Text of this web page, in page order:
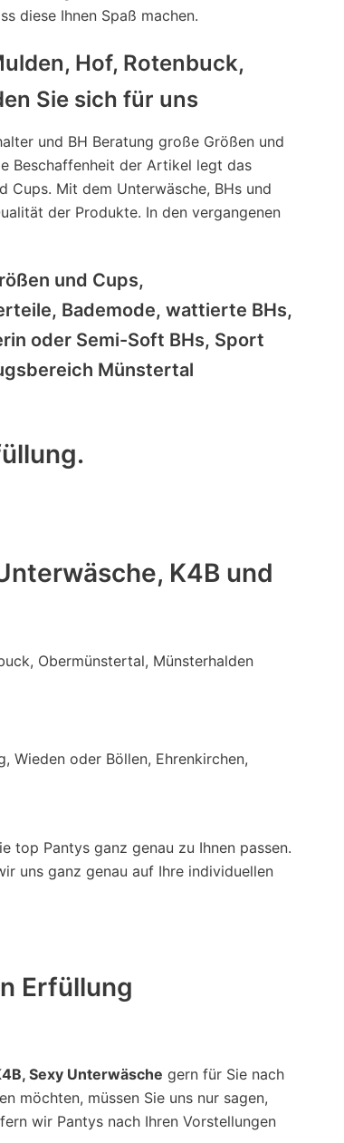
diese Ihnen Spaß machen.
Hof, Rotenbuck,
Sie sich für uns
und BH Beratung große Größen und
Beschaffenheit der Artikel legt das
Cups. Mit dem Unterwäsche, BHs und
der Produkte. In den vergangenen
und Cups,
Bademode, wattierte BHs,
oder Semi-Soft BHs, Sport
Münstertal
K4B und
Obermünstertal, Münsterhalden
Wieden oder Böllen, Ehrenkirchen,
top Pantys ganz genau zu Ihnen passen.
uns ganz genau auf Ihre individuellen
Erfüllung
Sexy Unterwäsche gern für Sie nach
möchten, müssen Sie uns nur sagen,
wir Pantys nach Ihren Vorstellungen